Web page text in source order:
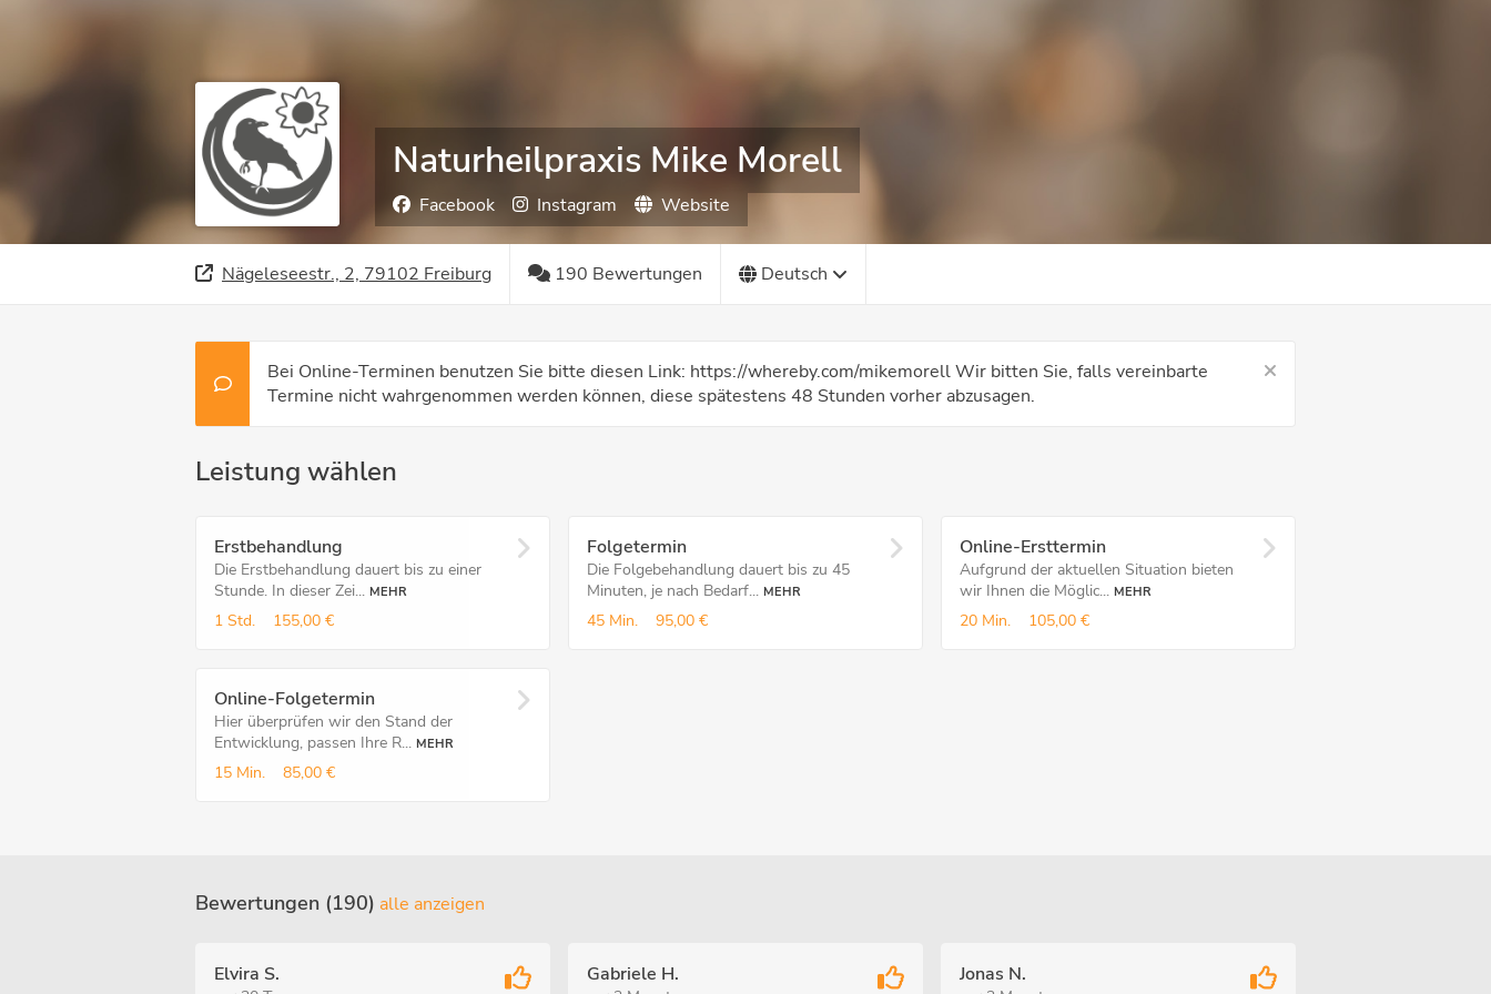
Naturheilpraxis Mike Morell
Facebook Instagram Website
Nägeleseestr., 2, 79102 Freiburg 190 Bewertungen Deutsch
Bei Online-Terminen benutzen Sie bitte diesen Link: https://whereby.com/mikemorell Wir bitten Sie, falls vereinbarte
Termine nicht wahrgenommen werden können, diese spätestens 48 Stunden vorher abzusagen.
Leistung wählen
Erstbehandlung
Die Erstbehandlung dauert bis zu einer
Stunde. In dieser Zei... MEHR
1 Std. 155,00 €
Folgetermin
Die Folgebehandlung dauert bis zu 45
Minuten, je nach Bedarf... MEHR
45 Min. 95,00 €
Online-Ersttermin
Aufgrund der aktuellen Situation bieten
wir Ihnen die Möglic... MEHR
20 Min. 105,00 €
Online-Folgetermin
Hier überprüfen wir den Stand der
Entwicklung, passen Ihre R... MEHR
15 Min. 85,00 €
Bewertungen (190) alle anzeigen
Elvira S. Gabriele H. Jonas N.